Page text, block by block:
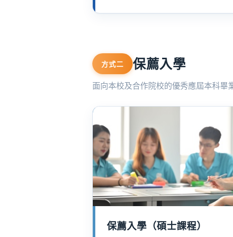
方式二 保薦入學
面向本校及合作院校的優秀應屆本科畢
保薦入學（碩士課程）